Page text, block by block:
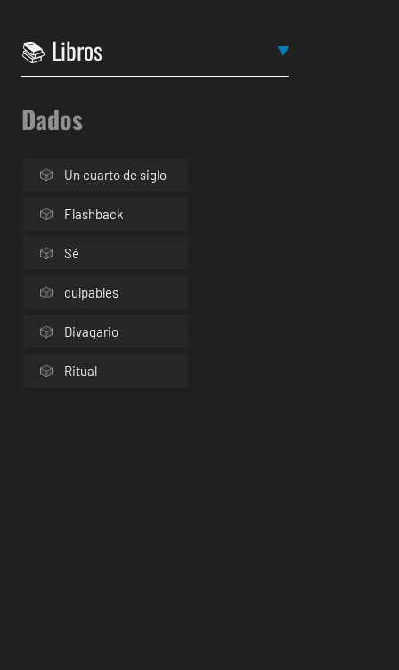
Dados
Un cuarto de siglo
Flashback
Sé
culpables
Divagario
Ritual